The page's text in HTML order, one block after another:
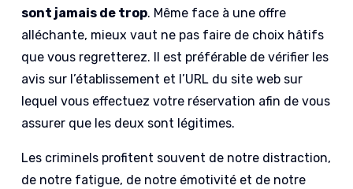
sont jamais de trop. Même face à une offre
alléchante, mieux vaut ne pas faire de choix hâtifs
que vous regretterez. Il est préférable de vérifier les
avis sur l’établissement et l’URL du site web sur
lequel vous effectuez votre réservation afin de vous
assurer que les deux sont légitimes.
Les criminels profitent souvent de notre distraction,
de notre fatigue, de notre émotivité et de notre